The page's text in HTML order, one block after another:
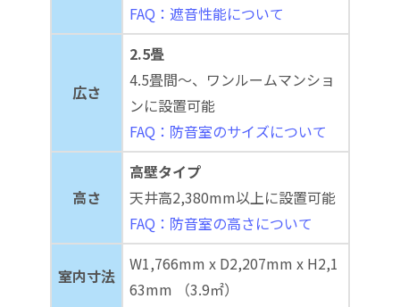
FAQ：遮音性能について
広さ
2.5畳
4.5畳間～、ワンルームマンショ
ンに設置可能
FAQ：防音室のサイズについて
高さ
高壁タイプ
天井高2,380mm以上に設置可能
FAQ：防音室の高さについて
室内寸法
W1,766mm x D2,207mm x H2,1
63mm （3.9㎡）